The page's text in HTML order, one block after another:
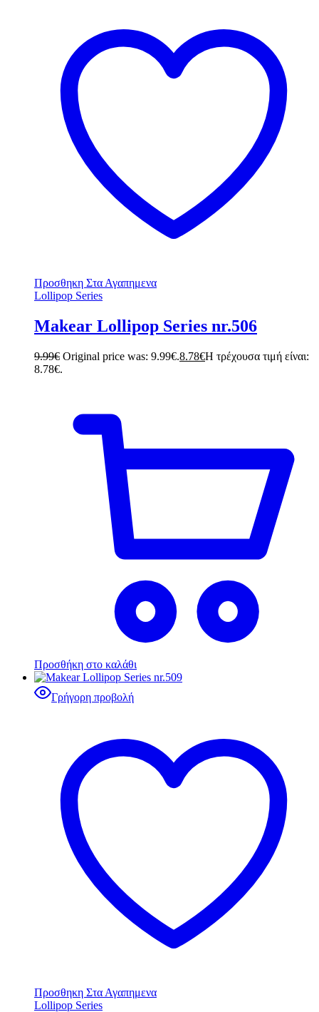
Προσθηκη Στα Αγαπημενα
Lollipop Series
Makear Lollipop Series nr.506
9.99€ Original price was: 9.99€.8.78€Η τρέχουσα τιμή είναι:
8.78€.
Προσθήκη στο καλάθι
Γρήγορη προβολή
Προσθηκη Στα Αγαπημενα
Lollipop Series